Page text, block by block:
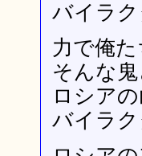
バイラク
力で俺
そんな
ロシア
バイラク